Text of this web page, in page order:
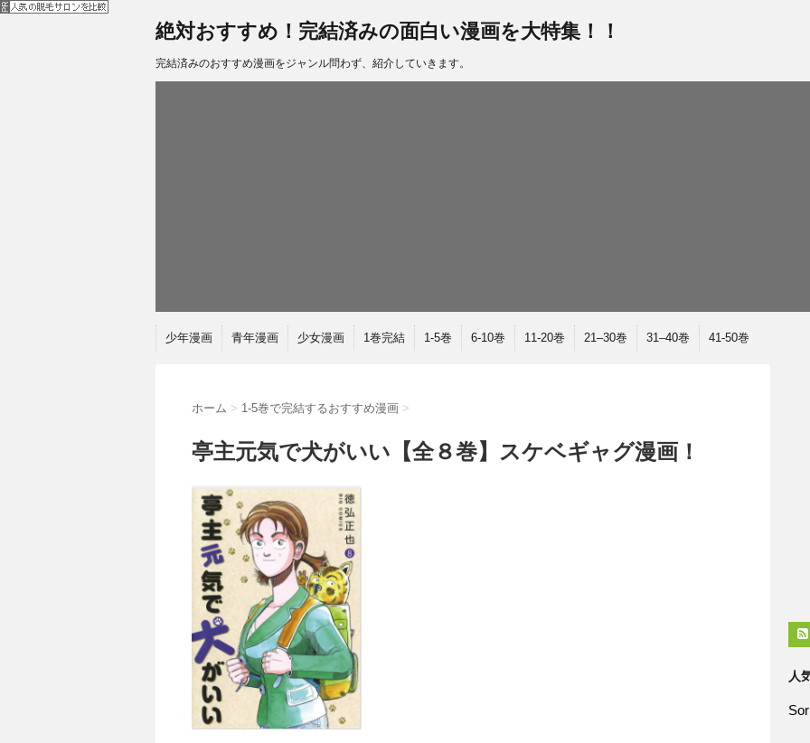
絶対おすすめ！完結済みの面白い漫画を大特集！！
完結済みのおすすめ漫画をジャンル問わず、紹介していきます。
少年漫画 青年漫画 少女漫画 1巻完結 1-5巻 6-10巻 11-20巻 21–30巻 31–40巻 41-50巻
ホーム > 1-5巻で完結するおすすめ漫画 >
亭主元気で犬がいい【全８巻】スケベギャグ漫画！
人